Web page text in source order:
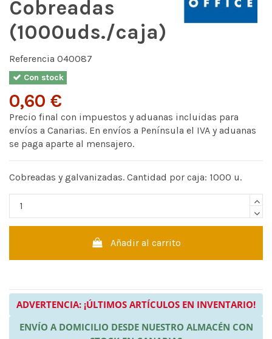
Cobreadas
(1000uds./caja)
Referencia 040087
Con stock
0,60 €
Precio final con impuestos y aduanas incluidas para
envíos a Canarias. En envíos a Península el IVA y aduanas
se paga aparte al mensajero.
Cobreadas y galvanizadas. Cantidad por caja: 1000 u.
Añadir al carrito
ADVERTENCIA: ¡ÚLTIMOS ARTÍCULOS EN INVENTARIO!
ENVÍO A DOMICILIO DESDE NUESTRO ALMACÉN CON